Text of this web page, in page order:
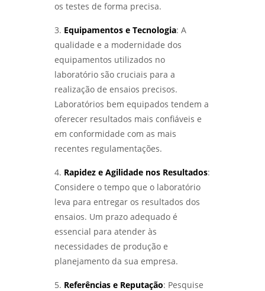
LABORATÓRIO DE METALOGRAFIA: COMO
METÁLICAS COM PRECISÃO - LABMETAL
LABORATÓRIO METALOGRÁFICO: COMO
ESCOLHER O IDEAL PARA SUAS ANÁLISES E
TESTES - LABMETAL
ENSAIO DE IMPACTO CHARPY E IZOD:
ENTENDA AS DIFERENÇAS E APLICAÇÕES NA
ENGENHARIA - LABMETAL
COMO GARANTIR A QUALIDADE E SEGURANÇA
DOS MATERIAIS - LABMETAL
LABORATÓRIO DE ENSAIOS: COMO ESCOLHER
O MELHOR PARA SUAS NECESSIDADES DE
TESTES E ANÁLISES - LABMETAL
ROLAMENTOS EM SÃO PAULO COM EFICÁCIA -
os testes de forma precisa.
3. Equipamentos e Tecnologia: A
qualidade e a modernidade dos
equipamentos utilizados no
laboratório são cruciais para a
realização de ensaios precisos.
Laboratórios bem equipados tendem a
oferecer resultados mais confiáveis e
em conformidade com as mais
recentes regulamentações.
4. Rapidez e Agilidade nos Resultados:
Considere o tempo que o laboratório
leva para entregar os resultados dos
ensaios. Um prazo adequado é
essencial para atender às
necessidades de produção e
planejamento da sua empresa.
5. Referências e Reputação: Pesquise